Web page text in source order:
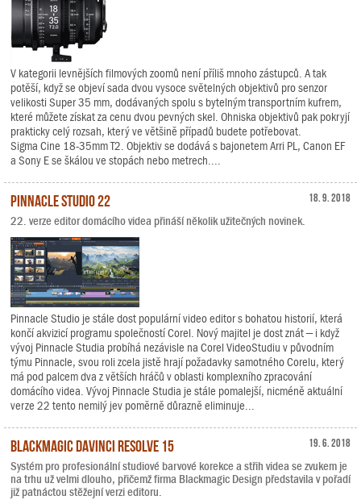
V kategorii levnějších filmových zoomů není příliš mnoho zástupců. A tak
potěší, když se objeví sada dvou vysoce světelných objektivů pro senzor
velikosti Super 35 mm, dodávaných spolu s bytelným transportním kufrem,
které můžete získat za cenu dvou pevných skel. Ohniska objektivů pak pokryjí
prakticky celý rozsah, který ve většině případů budete potřebovat.
Sigma Cine 18-35mm T2. Objektiv se dodává s bajonetem Arri PL, Canon EF
a Sony E se škálou ve stopách nebo metrech....
18. 9. 2018
Pinnacle Studio 22
22. verze editor domácího videa přináší několik užitečných novinek.
Pinnacle Studio je stále dost populární video editor s bohatou historií, která
končí akvizicí programu společností Corel. Nový majitel je dost znát – i když
vývoj Pinnacle Studia probíhá nezávisle na Corel VideoStudiu v původním
týmu Pinnacle, svou roli zcela jistě hrají požadavky samotného Corelu, který
má pod palcem dva z větších hráčů v oblasti komplexního zpracování
domácího videa. Vývoj Pinnacle Studia je stále pomalejší, nicméně aktuální
verze 22 tento nemilý jev poměrně důrazně eliminuje...
19. 6. 2018
Blackmagic DaVinci Resolve 15
Systém pro profesionální studiové barvové korekce a střih videa se zvukem je
na trhu už velmi dlouho, přičemž firma Blackmagic Design představila v pořadí
již patnáctou stěžejní verzi editoru.